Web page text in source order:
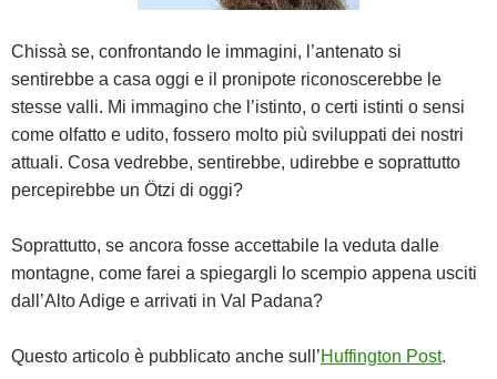
Chissà se, confrontando le immagini, l’antenato si
sentirebbe a casa oggi e il pronipote riconoscerebbe le
stesse valli. Mi immagino che l’istinto, o certi istinti o sensi
come olfatto e udito, fossero molto più sviluppati dei nostri
attuali. Cosa vedrebbe, sentirebbe, udirebbe e soprattutto
percepirebbe un Ötzi di oggi?
Soprattutto, se ancora fosse accettabile la veduta dalle
montagne, come farei a spiegargli lo scempio appena usciti
dall’Alto Adige e arrivati in Val Padana?
Questo articolo è pubblicato anche sull’Huffington Post.